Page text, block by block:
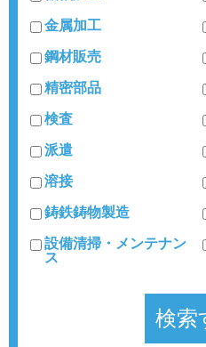
金属加工
鋼材販売
精密部品
検査
派遣
溶接
鋳鉄鋳物製造
設備清掃・メンテナン
ス